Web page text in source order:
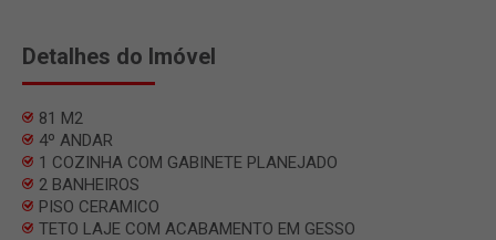
Detalhes do Imóvel
81 M2
4º ANDAR
1 COZINHA COM GABINETE PLANEJADO
2 BANHEIROS
PISO CERAMICO
TETO LAJE COM ACABAMENTO EM GESSO